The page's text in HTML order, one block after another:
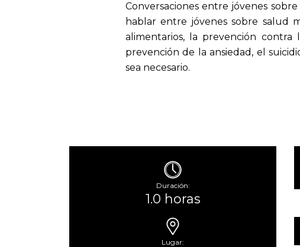
Conversaciones entre jóvenes
hablar entre jóvenes sobre salud
alimentarios, la prevención contra
prevención de la ansiedad, el
sea necesario.
Duración:
1.0 horas
Lugar: